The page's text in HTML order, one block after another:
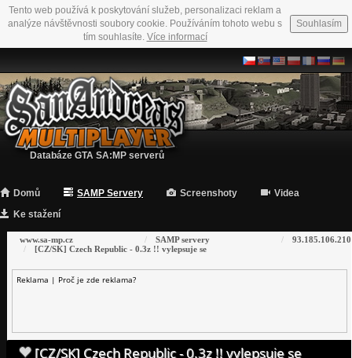
Tento web používá k poskytování služeb, personalizaci reklam a
analýze návštěvnosti soubory cookie. Používáním tohoto webu s
tím souhlasíte. Více informací
Souhlasím
Databáze GTA SA:MP serverů
Domů SAMP Servery Screenshoty
Videa
Ke stažení
www.sa-mp.cz SAMP servery
93.185.106.210
[CZ/SK] Czech Republic - 0.3z !! vylepsuje se
Reklama | Proč je zde reklama?
[CZ/SK] Czech Republic - 0.3z !! vylepsuje se